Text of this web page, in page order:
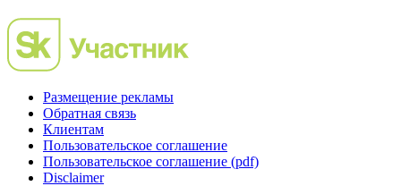
Размещение рекламы
Обратная связь
Клиентам
Пользовательское соглашение
Пользовательское соглашение (pdf)
Disclaimer